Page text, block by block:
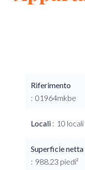
Riferimento
01964mkbe
Locali 10 locali
Superficie netta
988.23 piedi²